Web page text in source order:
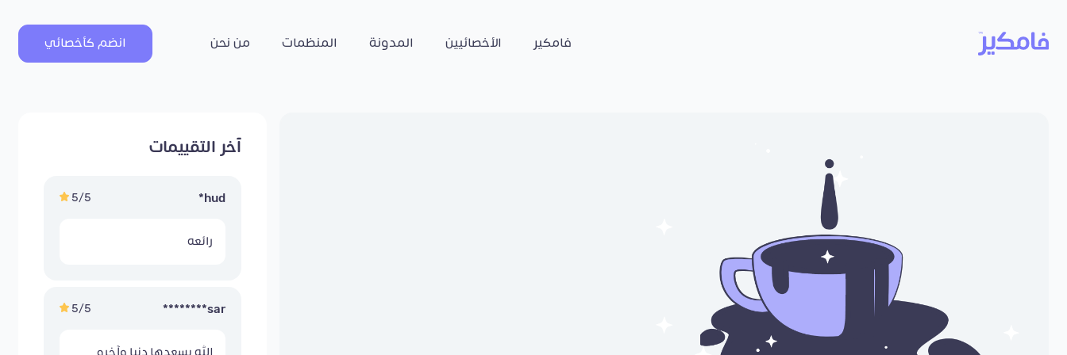
فامكير الأخصائيين المدونة المنظمات من نحن انضم كأخصائي
آخر التقييمات
hud*
5/5
رائعه
sar********
5/5